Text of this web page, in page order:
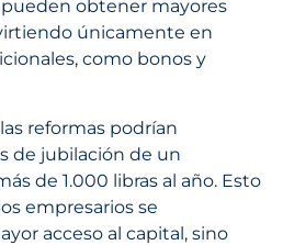
obtener mayores
únicamente en
como bonos y
reformas podrían
de jubilación de un
de 1.000 libras al año. Esto
empresarios se
acceso al capital, sino